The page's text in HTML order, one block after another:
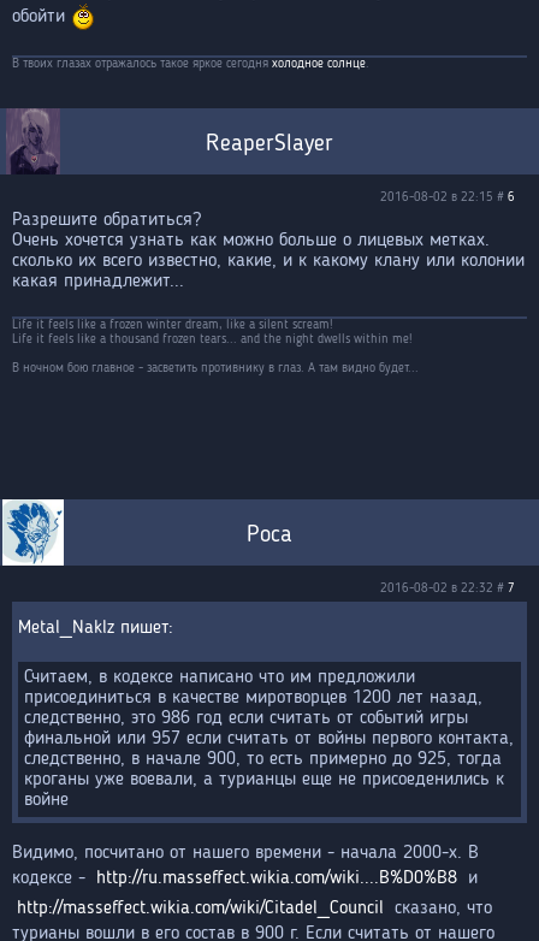
обойти
В твоих глазах отражалось такое яркое сегодня холодное солнце.
ReaperSlayer
2016-08-02 в 22:15 # 6
Разрешите обратиться?
Очень хочется узнать как можно больше о лицевых метках.
сколько их всего известно, какие, и к какому клану или колонии
какая принадлежит...
Life it feels like a frozen winter dream, like a silent scream!
Life it feels like a thousand frozen tears... and the night dwells within me!
В ночном бою главное - засветить противнику в глаз. А там видно будет...
Роса
2016-08-02 в 22:32 # 7
Metal_Naklz
Считаем, в кодексе написано что им предложили
присоединиться в качестве миротворцев 1200 лет назад,
следственно, это 986 год если считать от событий игры
финальной или 957 если считать от войны первого контакта,
следственно, в начале 900, то есть примерно до 925, тогда
кроганы уже воевали, а турианцы еще не присоеденились к
войне
Видимо, посчитано от нашего времени - начала 2000-х. В
кодексе -
http://ru.masseffect.wikia.com/wiki....B%D0%B8
и
http://masseffect.wikia.com/wiki/Citadel_Council
сказано, что
турианы вошли в его состав в 900 г. Если считать от нашего